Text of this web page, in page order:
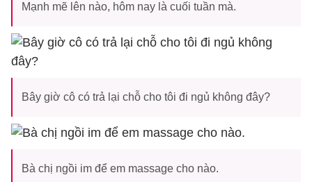
Mạnh mẽ lên nào, hôm nay là cuối tuần mà.
Bây giờ cô có trả lại chỗ cho tôi đi ngủ không đây?
Bà chị ngồi im để em massage cho nào.